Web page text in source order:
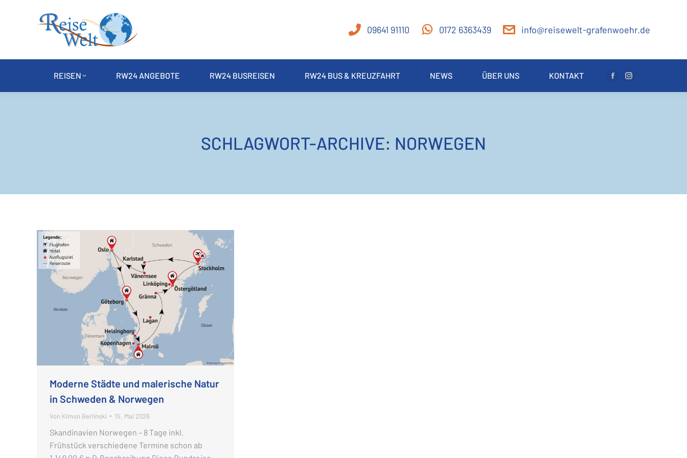
09641 91110 0172 6363439 info@reisewelt-grafenwoehr.de
REISEN RW24 ANGEBOTE RW24 BUSREISEN RW24 BUS & KREUZFAHRT NEWS ÜBER UNS KONTAKT
Facebook
page
Instagram
page
SCHLAGWORT-ARCHIVE: NORWEGEN
Moderne Städte und malerische Natur
in Schweden & Norwegen
Von Kimon Berlinski 15. Mai 2026
Skandinavien Norwegen – 8 Tage inkl.
Frühstück verschiedene Termine schon ab